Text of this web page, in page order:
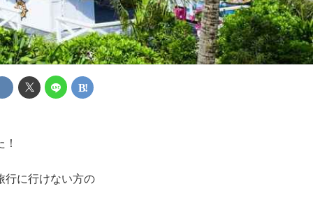
行に行けない方の